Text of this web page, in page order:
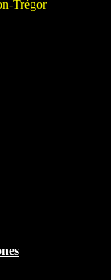
Trégor